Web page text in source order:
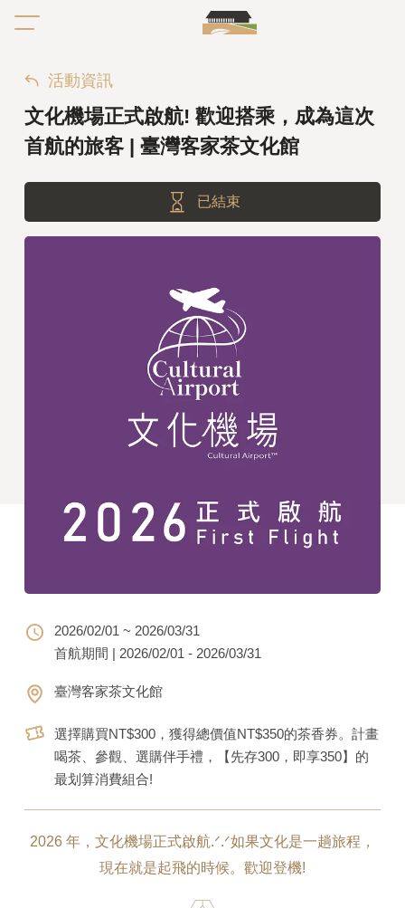
活動資訊
文化機場正式啟航! 歡迎搭乘，成為這次
首航的旅客 | 臺灣客家茶文化館
已結束
2026 年，文化機場正式啟航.ᐟ.ᐟ如果文化是一趟旅程，
現在就是起飛的時候。歡迎登機!
2026/02/01 ~ 2026/03/31
首航期間 | 2026/02/01 - 2026/03/31
臺灣客家茶文化館
選擇購買NT$300，獲得總價值NT$350的茶香券。計畫
喝茶、參觀、選購伴手禮，【先存300，即享350】的
最划算消費組合!